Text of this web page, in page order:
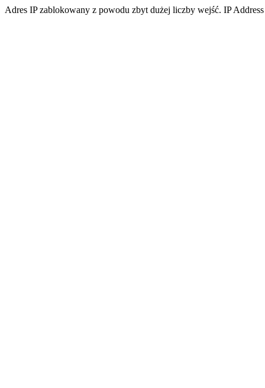
Adres IP zablokowany z powodu zbyt dużej liczby wejść. IP